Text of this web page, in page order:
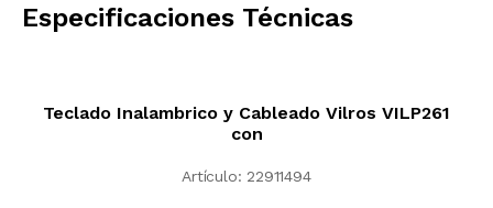
Especificaciones Técnicas
Teclado Inalambrico y Cableado Vilros VILP261
con
Artículo: 22911494